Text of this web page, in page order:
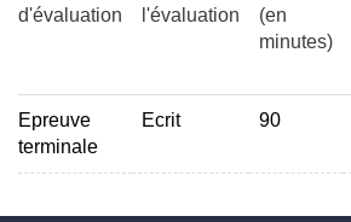
d'évaluation
l'évaluation
(en
minutes)
Epreuve
terminale
Ecrit 90